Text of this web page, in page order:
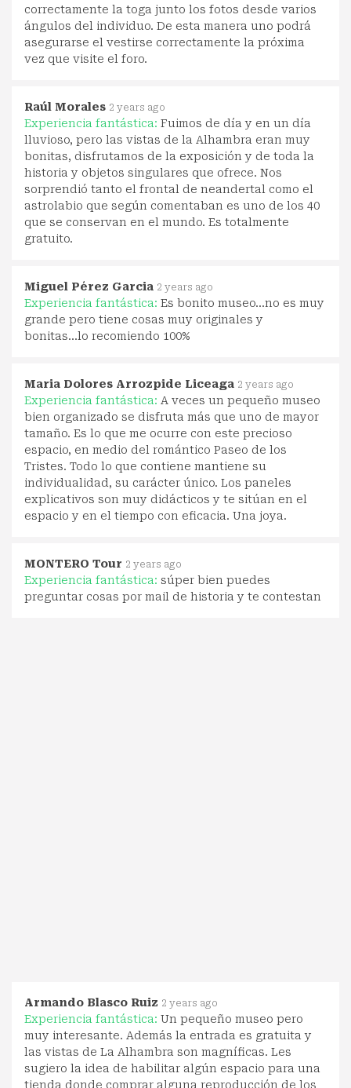
correctamente la toga junto los fotos desde varios
ángulos del individuo. De esta manera uno podrá
asegurarse el vestirse correctamente la próxima
vez que visite el foro.
Raúl Morales 2 years ago
Experiencia fantástica: Fuimos de día y en un día
lluvioso, pero las vistas de la Alhambra eran muy
bonitas, disfrutamos de la exposición y de toda la
historia y objetos singulares que ofrece. Nos
sorprendió tanto el frontal de neandertal como el
astrolabio que según comentaban es uno de los 40
que se conservan en el mundo. Es totalmente
gratuito.
Miguel Pérez Garcia 2 years ago
Experiencia fantástica: Es bonito museo...no es muy
grande pero tiene cosas muy originales y
bonitas...lo recomiendo 100%
Maria Dolores Arrozpide Liceaga 2 years ago
Experiencia fantástica: A veces un pequeño museo
bien organizado se disfruta más que uno de mayor
tamaño. Es lo que me ocurre con este precioso
espacio, en medio del romántico Paseo de los
Tristes. Todo lo que contiene mantiene su
individualidad, su carácter único. Los paneles
explicativos son muy didácticos y te sitúan en el
espacio y en el tiempo con eficacia. Una joya.
MONTERO Tour 2 years ago
Experiencia fantástica: súper bien puedes
preguntar cosas por mail de historia y te contestan
Armando Blasco Ruiz 2 years ago
Experiencia fantástica: Un pequeño museo pero
muy interesante. Además la entrada es gratuita y
las vistas de La Alhambra son magníficas. Les
sugiero la idea de habilitar algún espacio para una
tienda donde comprar alguna reproducción de los